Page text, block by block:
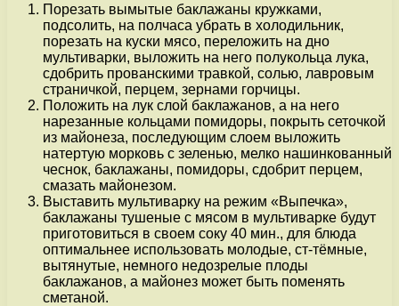
Порезать вымытые баклажаны кружками,
подсолить, на полчаса убрать в холодильник,
порезать на куски мясо, переложить на дно
мультиварки, выложить на него полукольца лука,
сдобрить прованскими травкой, солью, лавровым
страничкой, перцем, зернами горчицы.
Положить на лук слой баклажанов, а на него
нарезанные кольцами помидоры, покрыть сеточкой
из майонеза, последующим слоем выложить
натертую морковь с зеленью, мелко нашинкованный
чеснок, баклажаны, помидоры, сдобрит перцем,
смазать майонезом.
Выставить мультиварку на режим «Выпечка»,
баклажаны тушеные с мясом в мультиварке будут
приготовиться в своем соку 40 мин., для блюда
оптимальнее использовать молодые, ст-тёмные,
вытянутые, немного недозрелые плоды
баклажанов, а майонез может быть поменять
сметаной.